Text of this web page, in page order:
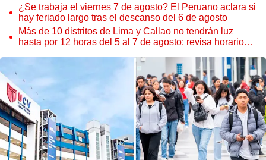
¿Se trabaja el viernes 7 de agosto? El Peruano aclara si
hay feriado largo tras el descanso del 6 de agosto
Más de 10 distritos de Lima y Callao no tendrán luz
hasta por 12 horas del 5 al 7 de agosto: revisa horarios y